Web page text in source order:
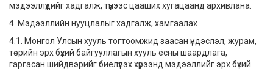
мэдээллүүдийг хадгалж, түүнээс цааших хугацаанд архивлана.
4. Мэдээллийн нууцлалыг хадгалж, хамгаалах
4.1. Монгол Улсын хууль тогтоомжид заасан үндэслэл, журам,
төрийн эрх бүхий байгууллагын хууль ёсны шаардлага,
гаргасан шийдвэрийг биелүүлэх хүрээнд мэдээллийг эрх бүхий